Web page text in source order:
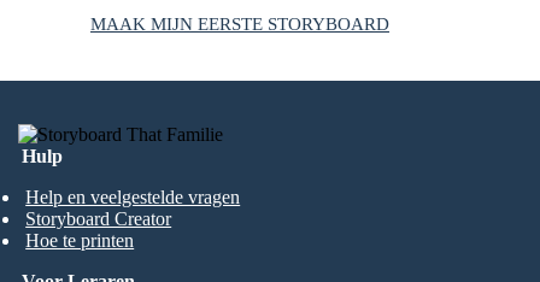
MAAK MIJN EERSTE STORYBOARD
Hulp
Help en veelgestelde vragen
Storyboard Creator
Hoe te printen